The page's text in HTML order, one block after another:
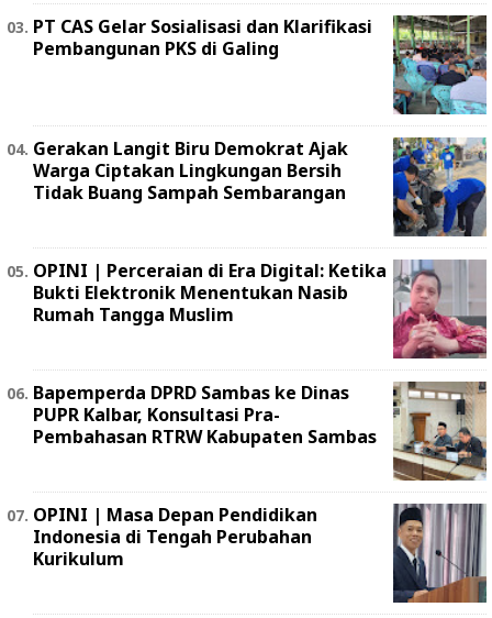
PT CAS Gelar Sosialisasi dan Klarifikasi
Pembangunan PKS di Galing
Gerakan Langit Biru Demokrat Ajak
Warga Ciptakan Lingkungan Bersih
Tidak Buang Sampah Sembarangan
OPINI | Perceraian di Era Digital: Ketika
Bukti Elektronik Menentukan Nasib
Rumah Tangga Muslim
Bapemperda DPRD Sambas ke Dinas
PUPR Kalbar, Konsultasi Pra-
Pembahasan RTRW Kabupaten Sambas
OPINI | Masa Depan Pendidikan
Indonesia di Tengah Perubahan
Kurikulum